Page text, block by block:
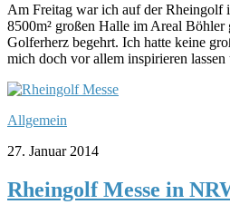
Am Freitag war ich auf der Rheingolf
8500m² großen Halle im Areal Böhler
Golferherz begehrt. Ich hatte keine
mich doch vor allem inspirieren
Allgemein
27. Januar 2014
Rheingolf Messe in